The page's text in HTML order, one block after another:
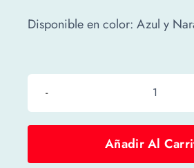
Disponible en color: Azul y
Pinza
freno
Mi3
Añadir Al